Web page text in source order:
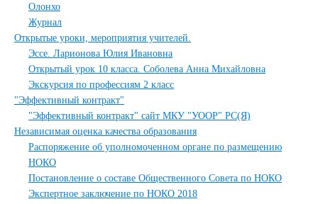
Олонхо
Журнал
Открытые уроки, мероприятия учителей.
Эссе. Ларионова Юлия Ивановна
Открытый урок 10 класса. Соболева Анна Михайловна
Экскурсия по профессиям 2 класс
"Эффективный контракт"
"Эффективный контракт" сайт МКУ "УООР" РС(Я)
Независимая оценка качества образования
Распоряжение об уполномоченном органе по размещению
НОКО
Постановление о составе Общественного Совета по НОКО
Экспертное заключение по НОКО 2018